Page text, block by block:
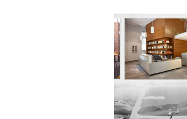
Eventos
para
palabra
clave.
List
of
events
in
Photo
View